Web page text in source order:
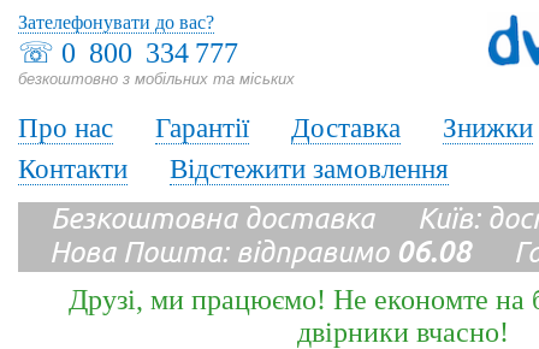
☏ 0 800 334 777
безкоштовно з мобільних та міських
Зателефонувати до вас?
Про нас Гарантії Доставка
Знижки
Контакти
Відстежити замовлення
Безкоштовна доставка Київ:
Нова Пошта: відправимо 06.08
Друзі, ми працюємо! Не економте на
двірники вчасно!